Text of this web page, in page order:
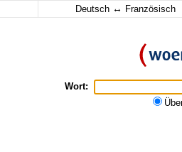
Deutsch ↔ Französisch
Wort: